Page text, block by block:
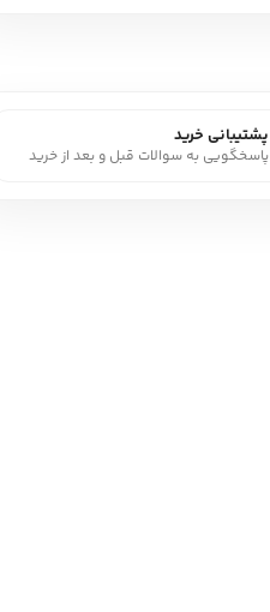
پشتیبانی خرید
پاسخگویی به سوالات قبل و بعد از خرید